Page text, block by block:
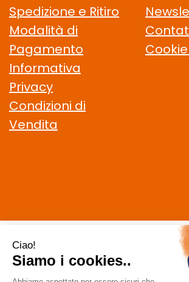
Spedizione e Ritiro
Modalità di
Pagamento
Informativa
Privacy
Condizioni di
Vendita
CELIACHIAMO.COM SRL
- VIA DELLA
Roma (RM)
staff @ celiachiamo.com
| Tel.: